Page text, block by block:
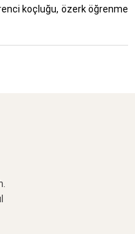
koçluğu, özerk öğrenme